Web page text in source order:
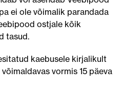
ei ole võimalik parandada
ostjale kõik
tasud.
kaebusele kirjalikult
vormis 15 päeva